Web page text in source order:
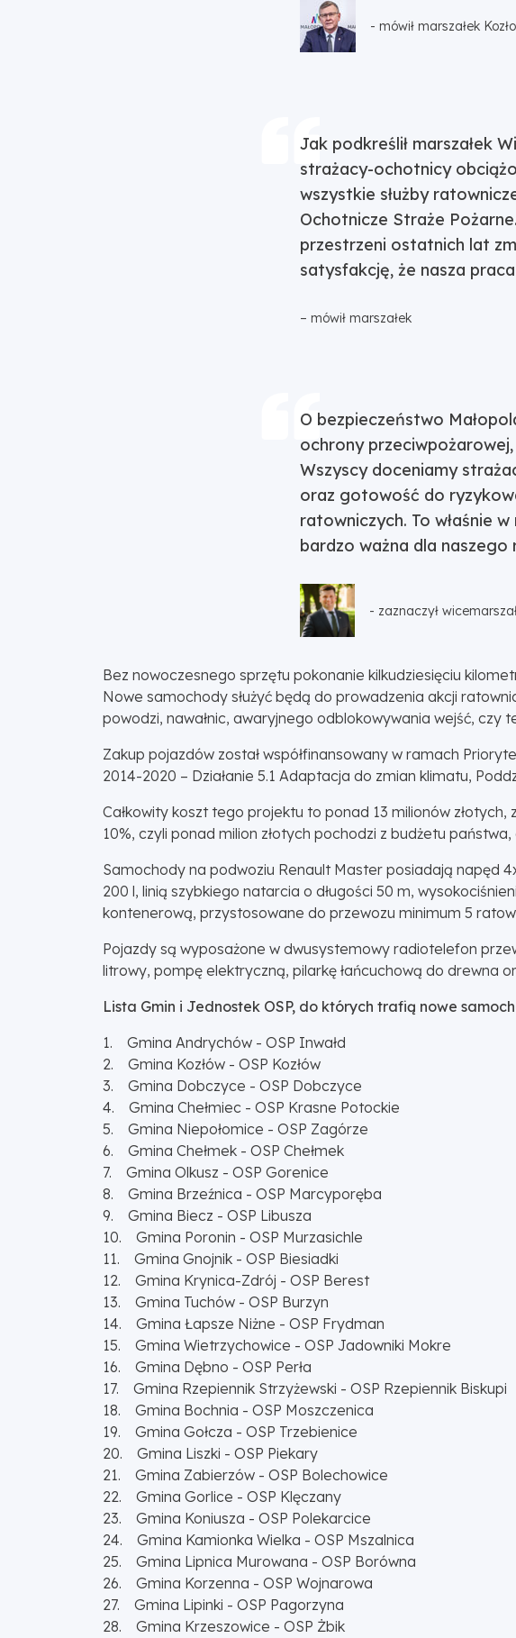
- mówił marszałek
Jak podkreślił marszałek
strażacy-ochotnicy
wszystkie służby
Ochotnicze Straże
przestrzeni ostatnich lat
satysfakcję, że nasza
– mówił marszałek
O bezpieczeństwo
ochrony
Wszyscy doceniamy
oraz gotowość do
ratowniczych. To właśnie w
bardzo ważna dla naszego
- zaznaczył
Bez nowoczesnego sprzętu pokonanie kilkudziesięciu
Nowe samochody służyć będą do prowadzenia akcji
powodzi, nawałnic, awaryjnego odblokowywania wejść, czy
Zakup pojazdów został współfinansowany w ramach
2014-2020 – Działanie 5.1 Adaptacja do zmian klimatu,
Całkowity koszt tego projektu to ponad 13 milionów
10%, czyli ponad milion złotych pochodzi z budżetu
Samochody na podwoziu Renault Master posiadają napęd
200 l, linią szybkiego natarcia o długości 50 m,
kontenerową, przystosowane do przewozu minimum 5
Pojazdy są wyposażone w dwusystemowy radiotelefon
litrowy, pompę elektryczną, pilarkę łańcuchową do drewna
Lista Gmin i Jednostek OSP, do których trafią nowe
1. Gmina Andrychów - OSP Inwałd
2. Gmina Kozłów - OSP Kozłów
3. Gmina Dobczyce - OSP Dobczyce
4. Gmina Chełmiec - OSP Krasne Potockie
5. Gmina Niepołomice - OSP Zagórze
6. Gmina Chełmek - OSP Chełmek
7. Gmina Olkusz - OSP Gorenice
8. Gmina Brzeźnica - OSP Marcyporęba
9. Gmina Biecz - OSP Libusza
10. Gmina Poronin - OSP Murzasichle
11. Gmina Gnojnik - OSP Biesiadki
12. Gmina Krynica-Zdrój - OSP Berest
13. Gmina Tuchów - OSP Burzyn
14. Gmina Łapsze Niżne - OSP Frydman
15. Gmina Wietrzychowice - OSP Jadowniki Mokre
16. Gmina Dębno - OSP Perła
17. Gmina Rzepiennik Strzyżewski - OSP Rzepiennik Biskupi
18. Gmina Bochnia - OSP Moszczenica
19. Gmina Gołcza - OSP Trzebienice
20. Gmina Liszki - OSP Piekary
21. Gmina Zabierzów - OSP Bolechowice
22. Gmina Gorlice - OSP Klęczany
23. Gmina Koniusza - OSP Polekarcice
24. Gmina Kamionka Wielka - OSP Mszalnica
25. Gmina Lipnica Murowana - OSP Borówna
26. Gmina Korzenna - OSP Wojnarowa
27. Gmina Lipinki - OSP Pagorzyna
28. Gmina Krzeszowice - OSP Żbik